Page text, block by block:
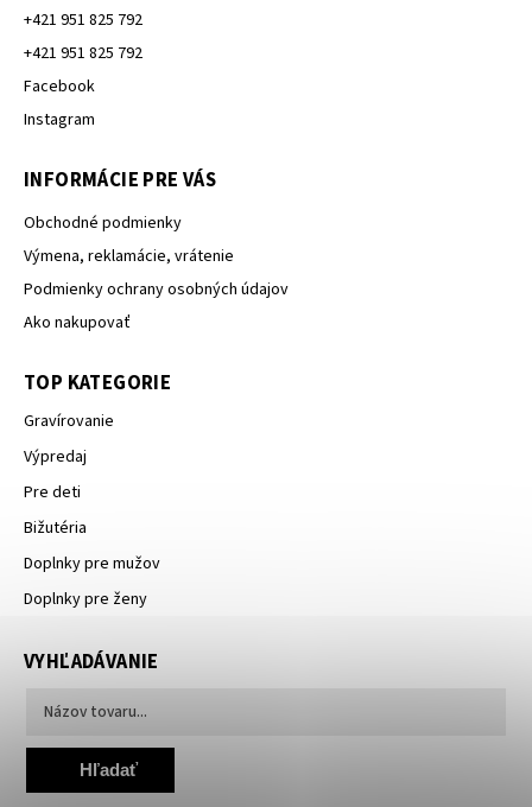
+421 951 825 792
+421 951 825 792
Facebook
Instagram
INFORMÁCIE PRE VÁS
Obchodné podmienky
Výmena, reklamácie, vrátenie
Podmienky ochrany osobných údajov
Ako nakupovať
TOP KATEGORIE
Gravírovanie
Výpredaj
Pre deti
Bižutéria
Doplnky pre mužov
Doplnky pre ženy
VYHĽADÁVANIE
Hľadať